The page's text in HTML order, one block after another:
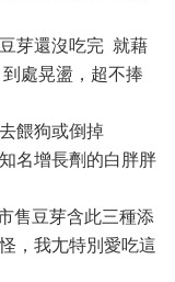
芽還沒吃完 就藉
處晃盪，超不捧
餵狗或倒掉
名增長劑的白胖胖
售豆芽含此三種添
，我尢特別愛吃這